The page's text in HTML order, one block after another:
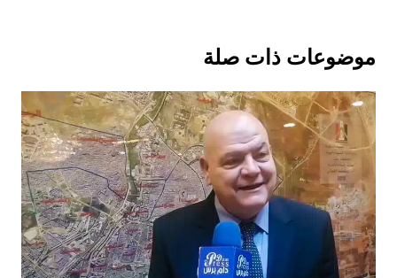
موضوعات ذات صلة